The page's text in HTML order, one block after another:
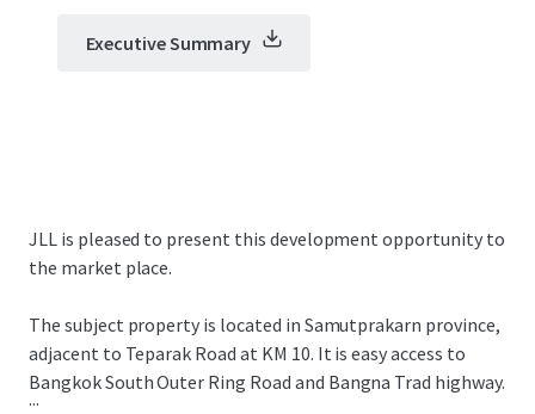
Executive Summary
JLL is pleased to present this development opportunity to
the market place.
The subject property is located in Samutprakarn province,
adjacent to Teparak Road at KM 10. It is easy access to
Bangkok South Outer Ring Road and Bangna Trad highway.
...